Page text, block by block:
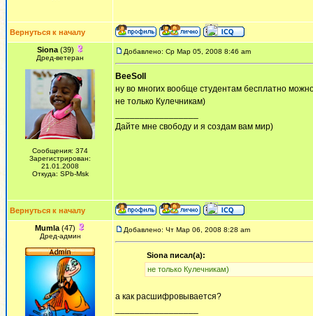
Вернуться к началу
Siona(39)
Дред-ветеран
Сообщения: 374
Зарегистрирован:
21.01.2008
Откуда: SPb-Msk
Добавлено: Ср Мар 05, 2008 8:46 am
BeeSoll
ну во многих вообще студентам бесплатно
не только Кулечникам)
Дайте мне свободу и я создам вам мир)
Вернуться к началу
Mumla (47)
Дред-админ
Добавлено: Чт Мар 06, 2008 8:28 am
Siona писал(а):
не только Кулечникам)
а как расшифровывается?